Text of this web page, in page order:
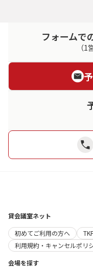
フォームで
（
貸会議室ネット
初めてご利用の方へ
利用規約・キャンセルポリ
会場を探す